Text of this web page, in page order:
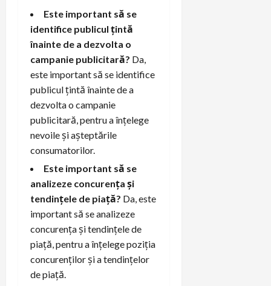
Este important să se
identifice publicul țintă
înainte de a dezvolta o
campanie publicitară? Da,
este important să se identifice
publicul țintă înainte de a
dezvolta o campanie
publicitară, pentru a înțelege
nevoile și așteptările
consumatorilor.
Este important să se
analizeze concurența și
tendințele de piață? Da, este
important să se analizeze
concurența și tendințele de
piață, pentru a înțelege poziția
concurenților și a tendințelor
de piață.